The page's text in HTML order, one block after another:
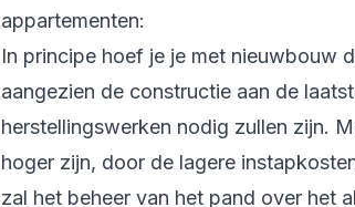
appartementen:
In principe hoef je je met nieuwbouw
aangezien de constructie aan de
herstellingswerken nodig zullen zijn.
hoger zijn, door de lagere
zal het beheer van het pand over het